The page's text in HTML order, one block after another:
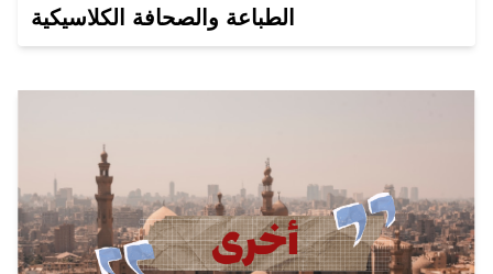
الطباعة والصحافة الكلاسيكية